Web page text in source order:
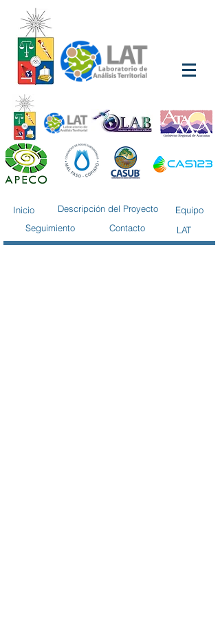
Inicio Descripción del Proyecto
Equipo
Seguimiento
Contacto LAT